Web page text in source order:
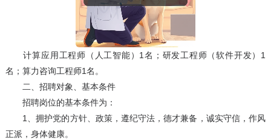
计算应用工程师（人工智能）1名；研发工程师（软件开发）1
名；算力咨询工程师1名。
二、招聘对象、基本条件
招聘岗位的基本条件为：
1、拥护党的方针、政策，遵纪守法，德才兼备，诚实守信，作风
正派，身体健康。